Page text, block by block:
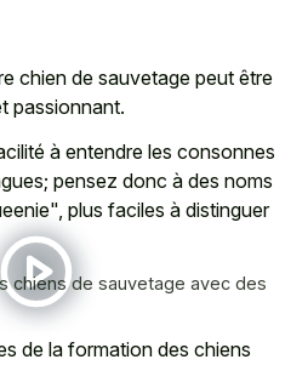
chien de sauvetage peut être
passionnant.
à entendre les consonnes
pensez donc à des noms
plus faciles à distinguer
chiens de sauvetage avec des
de la formation des chiens